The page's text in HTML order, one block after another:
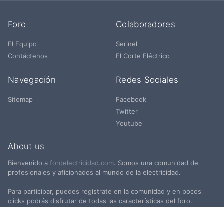
Foro
El Equipo
Contáctenos
Colaboradores
Serinel
El Corte Eléctrico
Navegación
Sitemap
Redes Sociales
Facebook
Twitter
Youtube
About us
Bienvenido a foroelectricidad.com. Somos una comunidad de
profesionales y aficionados al mundo de la electricidad.
Para participar, puedes registrate en la comunidad y en pocos
clicks podrás disfrutar de todas las características del foro.